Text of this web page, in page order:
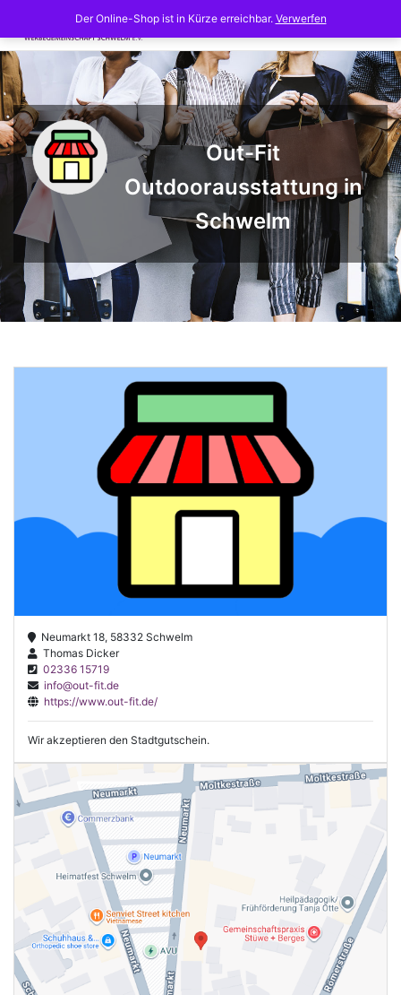
content
Out-Fit
Outdoorausstattung in
Schwelm
Neumarkt 18, 58332 Schwelm
Thomas Dicker
02336 15719
info@out-fit.de
https://www.out-fit.de/
Wir akzeptieren den Stadtgutschein.
Der Online-Shop ist in Kürze erreichbar. Verwerfen